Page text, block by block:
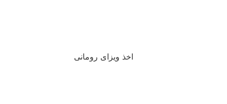
اخذ ویزای رومانی